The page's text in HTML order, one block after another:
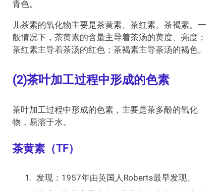
青色。
儿茶素的氧化物主要是茶黄素、茶红素、茶褐素。一
般情况下，茶黄素的含量主导着茶汤的黄度、亮度；
茶红素主导着茶汤的红色；茶褐素主导茶汤的褐色。
(2)茶叶加工过程中形成的色素
茶叶加工过程中形成的色素，主要是茶多酚的氧化
物，易溶于水。
茶黄素（TF）
发现：1957年由英国人Roberts最早发现。